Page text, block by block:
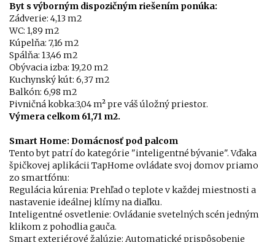
Byt s výborným dispozičným riešením ponúka:
Zádverie: 4,13 m2
WC: 1,89 m2
Kúpelňa: 7,16 m2
Spálňa: 13,46 m2
Obývacia izba: 19,20 m2
Kuchynský kút: 6,37 m2
Balkón: 6,98 m2
Pivničná kobka:3,04 m² pre váš úložný priestor.
Výmera celkom 61,71 m2.
Smart Home: Domácnosť pod palcom
Tento byt patrí do kategórie "inteligentné bývanie". Vďaka
špičkovej aplikácii TapHome ovládate svoj domov priamo
zo smartfónu:
Regulácia kúrenia: Prehľad o teplote v každej miestnosti a
nastavenie ideálnej klímy na diaľku.
Inteligentné osvetlenie: Ovládanie svetelných scén jedným
klikom z pohodlia gauča.
Smart exteriérové žalúzie: Automatické prispôsobenie